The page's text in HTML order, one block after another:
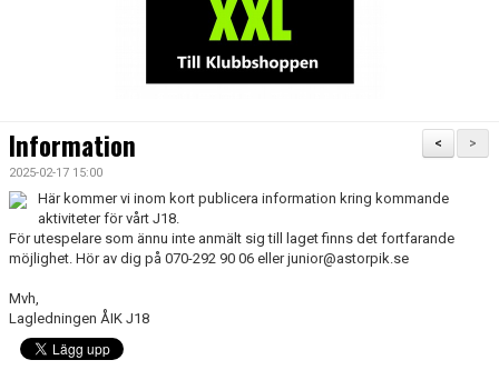
>
<
Information
2025-02-17 15:00
Här kommer vi inom kort publicera information kring kommande
aktiviteter för vårt J18.
För utespelare som ännu inte anmält sig till laget finns det fortfarande
möjlighet. Hör av dig på 070-292 90 06 eller junior@astorpik.se
Mvh,
Lagledningen ÅIK J18